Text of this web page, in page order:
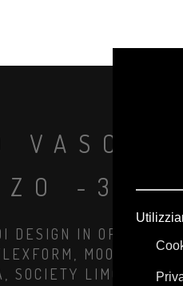
VASO
-30%
DESIGN IN
MOOOI.
SOCIETY LIMONTA.